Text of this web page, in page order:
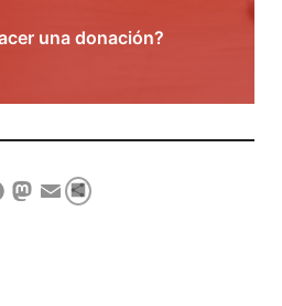
una donación?
Mastodon
Email
Compartir